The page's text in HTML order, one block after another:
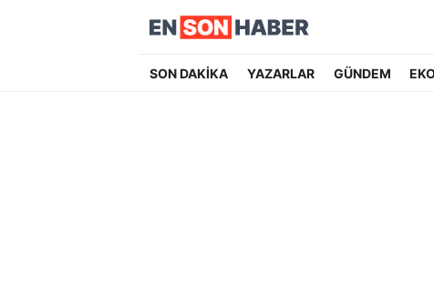
SON DAKİKA YAZARLAR GÜNDEM